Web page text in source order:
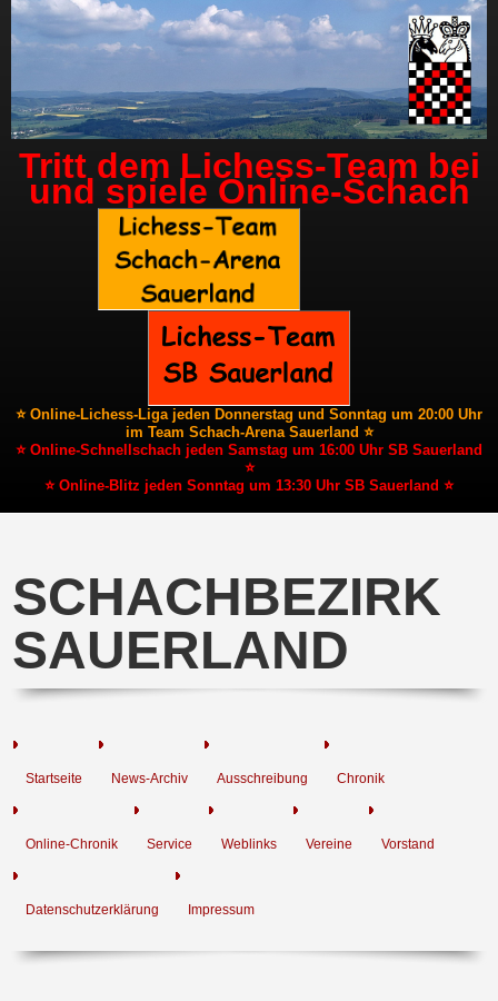
Tritt dem Lichess-Team bei
und spiele Online-Schach
⭐ Online-Lichess-Liga jeden Donnerstag und Sonntag um 20:00 Uhr
im Team Schach-Arena Sauerland ⭐
⭐ Online-Schnellschach jeden Samstag um 16:00 Uhr SB Sauerland
⭐
⭐ Online-Blitz jeden Sonntag um 13:30 Uhr SB Sauerland ⭐
SCHACHBEZIRK
SAUERLAND
Startseite News-Archiv Ausschreibung Chronik
Online-Chronik Service Weblinks Vereine Vorstand
Datenschutzerklärung Impressum